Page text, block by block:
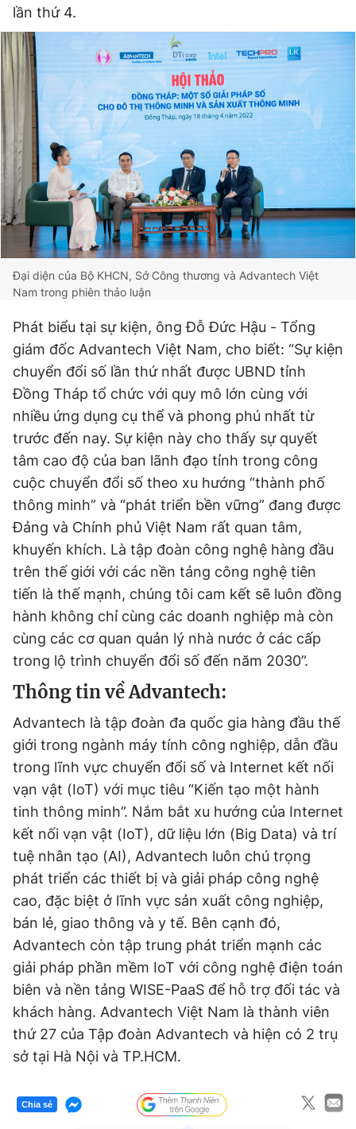
lần thứ 4.
Đại diện của Bộ KHCN, Sở Công thương và Advantech Việt
Nam trong phiên thảo luận
Phát biểu tại sự kiện, ông Đỗ Đức Hậu - Tổng
giám đốc Advantech Việt Nam, cho biết: “Sự kiện
chuyển đổi số lần thứ nhất được UBND tỉnh
Đồng Tháp tổ chức với quy mô lớn cùng với
nhiều ứng dụng cụ thể và phong phú nhất từ
trước đến nay. Sự kiện này cho thấy sự quyết
tâm cao độ của ban lãnh đạo tỉnh trong công
cuộc chuyển đổi số theo xu hướng “thành phố
thông minh” và “phát triển bền vững” đang được
Đảng và Chính phủ Việt Nam rất quan tâm,
khuyến khích. Là tập đoàn công nghệ hàng đầu
trên thế giới với các nền tảng công nghệ tiên
tiến là thế mạnh, chúng tôi cam kết sẽ luôn đồng
hành không chỉ cùng các doanh nghiệp mà còn
cùng các cơ quan quản lý nhà nước ở các cấp
trong lộ trình chuyển đổi số đến năm 2030”.
Thông tin về Advantech:
Advantech là tập đoàn đa quốc gia hàng đầu thế
giới trong ngành máy tính công nghiệp, dẫn đầu
trong lĩnh vực chuyển đổi số và Internet kết nối
vạn vật (IoT) với mục tiêu “Kiến tạo một hành
tinh thông minh”. Nắm bắt xu hướng của Internet
kết nối vạn vật (IoT), dữ liệu lớn (Big Data) và trí
tuệ nhân tạo (AI), Advantech luôn chú trọng
phát triển các thiết bị và giải pháp công nghệ
cao, đặc biệt ở lĩnh vực sản xuất công nghiệp,
bán lẻ, giao thông và y tế. Bên cạnh đó,
Advantech còn tập trung phát triển mạnh các
giải pháp phần mềm IoT với công nghệ điện toán
biên và nền tảng WISE-PaaS để hỗ trợ đối tác và
khách hàng. Advantech Việt Nam là thành viên
thứ 27 của Tập đoàn Advantech và hiện có 2 trụ
sở tại Hà Nội và TP.HCM.
Chia sẻ